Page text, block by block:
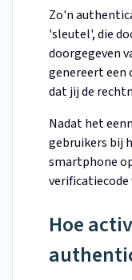
Zo'n
'sleutel', die
doorgegeven
genereert een
dat jij de
Nadat het
gebruikers bij
smartphone
verificatiecode
Hoe